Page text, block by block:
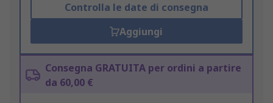
Controlla le date di consegna
Aggiungi
Consegna GRATUITA per ordini a partire
da 60,00 €